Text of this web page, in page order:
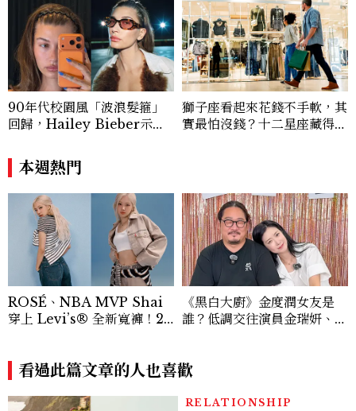
90年代校園風「波浪髮箍」
回歸，Hailey Bieber示範
u髮箍未開賣先爆紅！
獅子座看起來花錢不手軟，其
實最怕沒錢？十二星座藏得最
本週熱門
ROSÉ、NBA MVP Shai
穿上 Levi’s® 全新寬褲！20
《黑白大廚》金度潤女友是
誰？低調交往演員金瑞妍、曾
看過此篇文章的人也喜歡
RELATIONSHIP